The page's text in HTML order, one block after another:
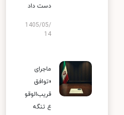
دست داد
1405/05/
14
ماجرای
«توافق
قریب‌الوقو
ع تنگه